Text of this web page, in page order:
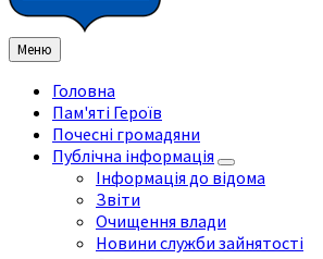
Меню
Головна
Пам'яті Героїв
Почесні громадяни
Публічна інформація
Інформація до відома
Звіти
Очищення влади
Новини служби зайнятості